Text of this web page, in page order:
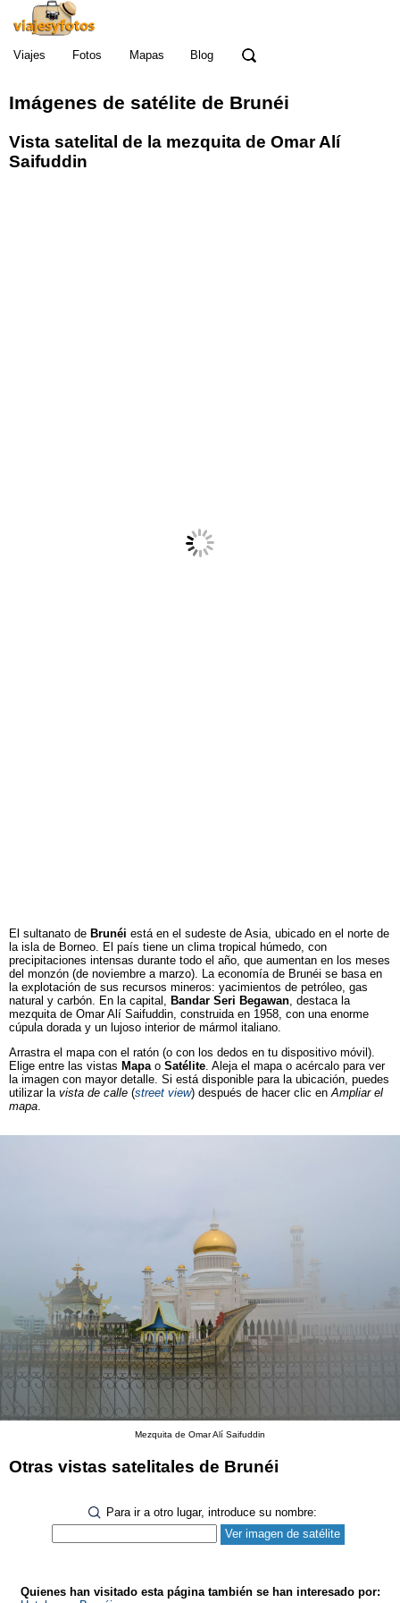
Viajes Fotos Mapas Blog
Imágenes de satélite de Brunéi
Vista satelital de la mezquita de Omar Alí
Saifuddin
El sultanato de Brunéi está en el sudeste de Asia, ubicado en el norte de
la isla de Borneo. El país tiene un clima tropical húmedo, con
precipitaciones intensas durante todo el año, que aumentan en los meses
del monzón (de noviembre a marzo). La economía de Brunéi se basa en
la explotación de sus recursos mineros: yacimientos de petróleo, gas
natural y carbón. En la capital, Bandar Seri Begawan , destaca la
mezquita de Omar Alí Saifuddin, construida en 1958, con una enorme
cúpula dorada y un lujoso interior de mármol italiano.
Arrastra el mapa con el ratón (o con los dedos en tu dispositivo móvil).
Elige entre las vistas Mapa o Satélite . Aleja el mapa o acércalo para ver
la imagen con mayor detalle. Si está disponible para la ubicación, puedes
utilizar la vista de calle (street view) después de hacer clic en Ampliar el
mapa
Mezquita de Omar Alí Saifuddin
Otras vistas satelitales de Brunéi
Para ir a otro lugar, introduce su nombre:
Quienes han visitado esta página también se han interesado por: